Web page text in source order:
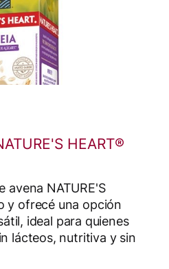
HEART®
avena NATURE'S
y ofrecé una opción
ideal para quienes
lácteos, nutritiva y sin